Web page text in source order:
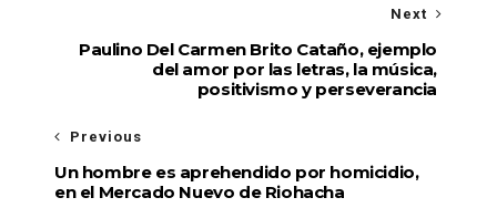
Next
Paulino Del Carmen Brito Cataño, ejemplo
del amor por las letras, la música,
positivismo y perseverancia
Previous
Un hombre es aprehendido por homicidio,
en el Mercado Nuevo de Riohacha